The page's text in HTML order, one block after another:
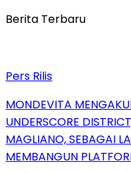
Berita Terbaru
Pers Rilis
MONDEVITA
UNDERSCORE
MAGLIANO, SEBAGAI
MEMBANGUN